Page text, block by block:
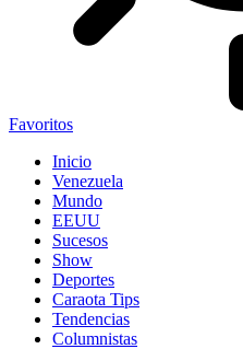
Favoritos
Inicio
Venezuela
Mundo
EEUU
Sucesos
Show
Deportes
Caraota Tips
Tendencias
Columnistas